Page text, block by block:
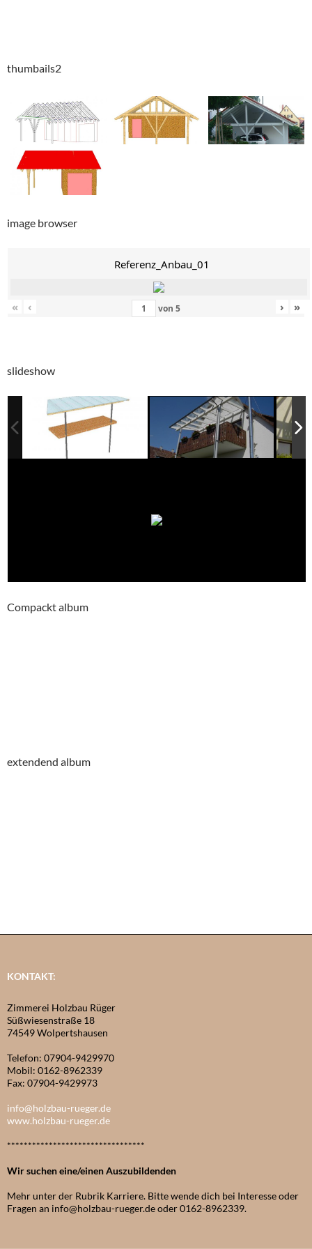
thumbails2
image browser
Referenz_Anbau_01
« ‹ von 5 › »
slideshow
Compackt album
extendend album
KONTAKT:
Zimmerei Holzbau Rüger
Süßwiesenstraße 18
74549 Wolpertshausen
Telefon: 07904-9429970
Mobil: 0162-8962339
Fax: 07904-9429973
info@holzbau-rueger.de
www.holzbau-rueger.de
*********************************
Wir suchen eine/einen Auszubildenden
Mehr unter der Rubrik Karriere. Bitte wende dich bei Interesse oder
Fragen an info@holzbau-rueger.de oder 0162-8962339.